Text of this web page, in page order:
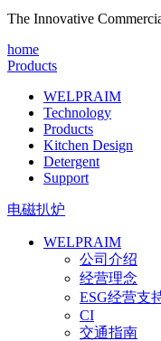
The Innovative
home
Products
WELPRAIM
Technology
Products
Kitchen Design
Detergent
Support
电磁扒炉
WELPRAIM
公司介绍
经营理念
ESG经营支
CI
交通指南